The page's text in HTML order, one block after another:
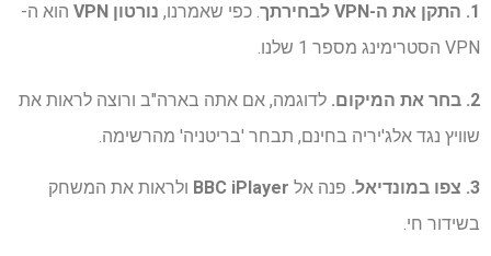
1. התקן את ה-VPN לבחירתך . כפי שאמרנו, נורטון VPN
הוא ה-
VPN הסטרימינג מספר 1 שלנו.
2. בחר את המיקום.
לדוגמה, אם אתה בארה"ב ורוצה לראות את
שוויץ נגד אלג'יריה בחינם, תבחר 'בריטניה' מהרשימה.
3. צפו במונדיאל. פנה אל BBC iPlayer ולראות את המשחק
בשידור חי.